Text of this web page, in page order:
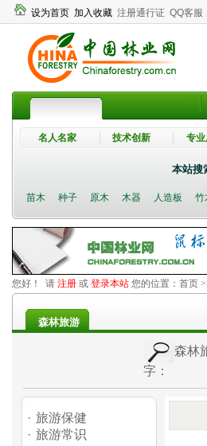
设为首页 加入收藏 注册通行证 QQ客服
名人名家 技术创新 专
本站搜
苗木 种子 原木 木器 人造板 竹
您好！ 请 注册 或 登录本站 您的位置： 首页
森林旅游
森林
字：
· 旅游保健
· 旅游常识